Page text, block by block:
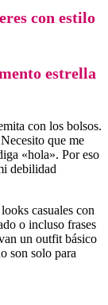
con estilo
estrella
con los bolsos.
que me
«hola». Por eso
debilidad
casuales con
o incluso frases
un outfit básico
son solo para